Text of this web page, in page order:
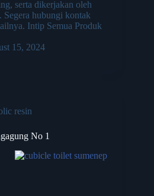
serta dikerjakan oleh
Segera hubungi kontak
Intip Semua Produk
15, 2024
resin
No 1